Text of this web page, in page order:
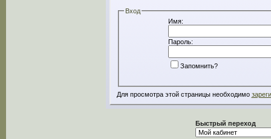
Вход
Имя:
Пароль:
Запомнить?
Для просмотра этой страницы необходимо
Быстрый переход